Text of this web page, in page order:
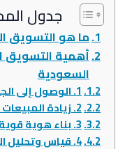
جدول
ما هو التسويق
أهمية التسويق
السعودية
1. الوصول إلى الجمهور المستهدف بدقة
2. زيادة المبيعات وتحقيق عائد استثماري أعلى
3. بناء هوية قوية للعلامة التجارية
4. قياس وتحليل النتائج بسهولة